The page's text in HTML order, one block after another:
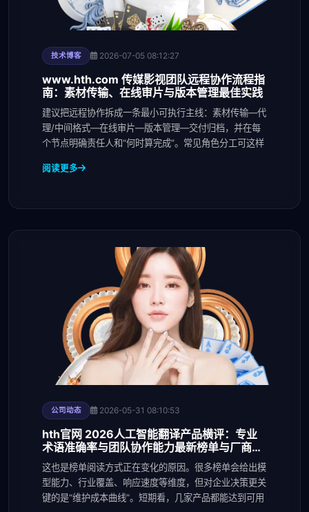
技术博客 2026-07-05 08:12:27
www.hth.com 传媒影视团队远程协作流程指
南：素材传输、在线审片与版本管理最佳实践
建议把远程协作拆成一条最小可执行主线：素材传输—代
理/中间格式—在线审片—版本管理—交付归档，并在每
个节点明确责任人和“何时算完成”。常见角色分工可这样
阅读更多
公司动态 2026-05-31 08:10:53
hth官网 2026人工智能翻译产品横评：专业
术语准确率与团队协作能力最新榜单与厂商动
态
这也是榜单阅读方式正在变化的原因。很多榜单会给出模
型能力、行业覆盖、响应速度等维度，但对企业决策更关
键的是“维护成本曲线”。短期看，几家产品都能达到可用